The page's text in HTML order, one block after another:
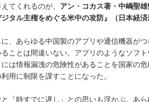
てくれるのが、 アン・コカス著・中嶋聖
タル主権をめぐる米中の攻防』（日本経済
、あらゆる中国製のアプリや通信機器が
ことは間違いない。アプリのようなソフ
は情報漏洩の危険性があることを国家の
用に制限を課すことになった。
「時すでに遅し」との思いも浮かぶ。あ